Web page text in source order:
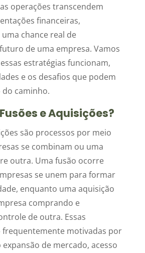
operações transcendem
financeiras,
chance real de
de uma empresa. Vamos
estratégias funcionam,
e os desafios que podem
caminho.
e Aquisições?
são processos por meio
se combinam ou uma
outra. Uma fusão ocorre
se unem para formar
enquanto uma aquisição
comprando e
de outra. Essas
frequentemente motivadas por
de mercado, acesso